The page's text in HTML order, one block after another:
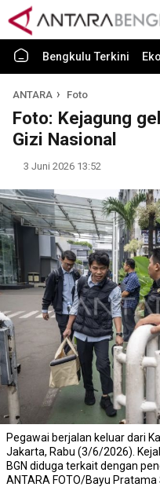
Bengkulu Terkini
ANTARA Foto
Foto: Kejagung
Gizi Nasional
3 Juni 2026 13:52
Pegawai berjalan keluar dari
Jakarta, Rabu (3/6/2026).
BGN diduga terkait dengan
ANTARA FOTO/Bayu Pratama